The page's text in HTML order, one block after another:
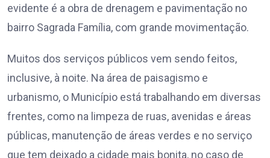
evidente é a obra de drenagem e pavimentação no
bairro Sagrada Família, com grande movimentação.
Muitos dos serviços públicos vem sendo feitos,
inclusive, à noite. Na área de paisagismo e
urbanismo, o Município está trabalhando em diversas
frentes, como na limpeza de ruas, avenidas e áreas
públicas, manutenção de áreas verdes e no serviço
que tem deixado a cidade mais bonita, no caso de